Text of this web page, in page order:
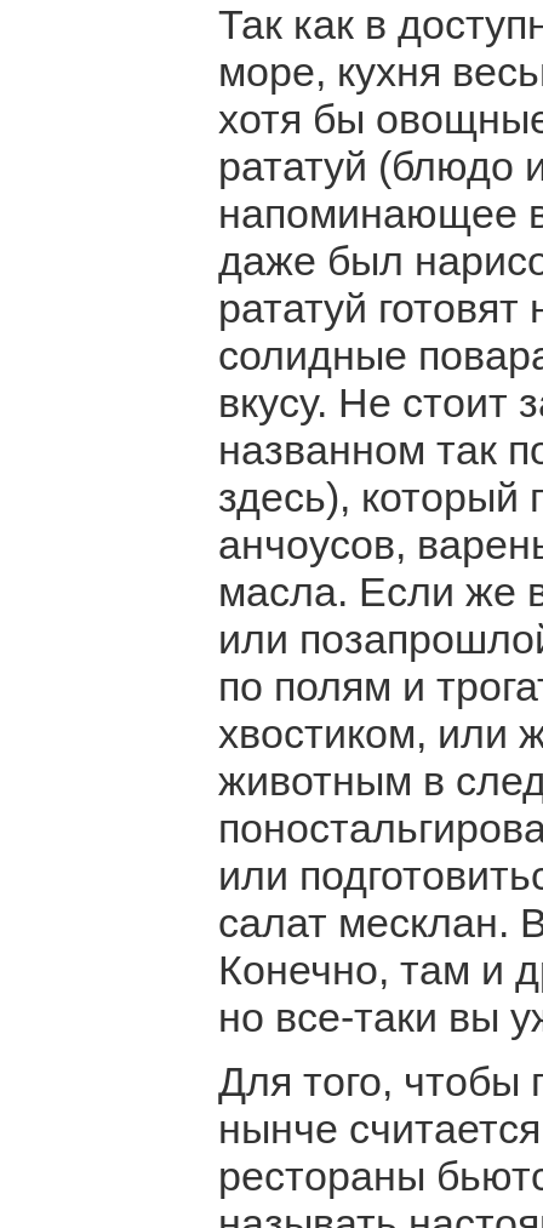
Так как в
море, кухня
хотя бы
рататуй (блюдо
напоминающее
даже был
рататуй
солидные
вкусу. Не стоит
названном так
здесь), который
анчоусов,
масла. Если же
или
по полям и
хвостиком, или
животным в
или
салат месклан.
Конечно, там и
но все-таки вы
Для того, чтобы
нынче
рестораны